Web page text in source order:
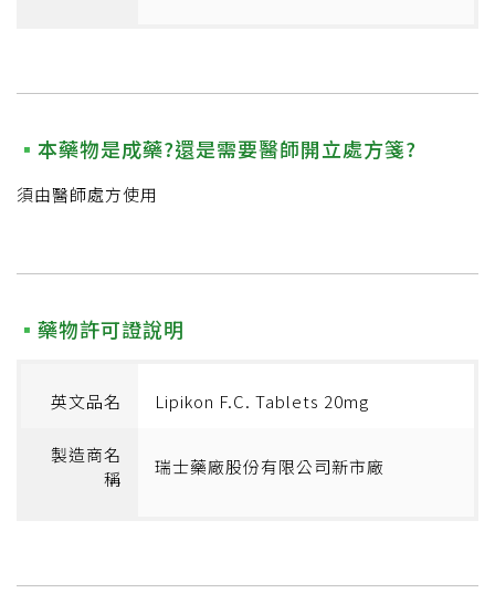
本藥物是成藥?還是需要醫師開立處方箋?
須由醫師處方使用
藥物許可證說明
英文品名 Lipikon F.C. Tablets 20mg
製造商名
稱
瑞士藥廠股份有限公司新市廠